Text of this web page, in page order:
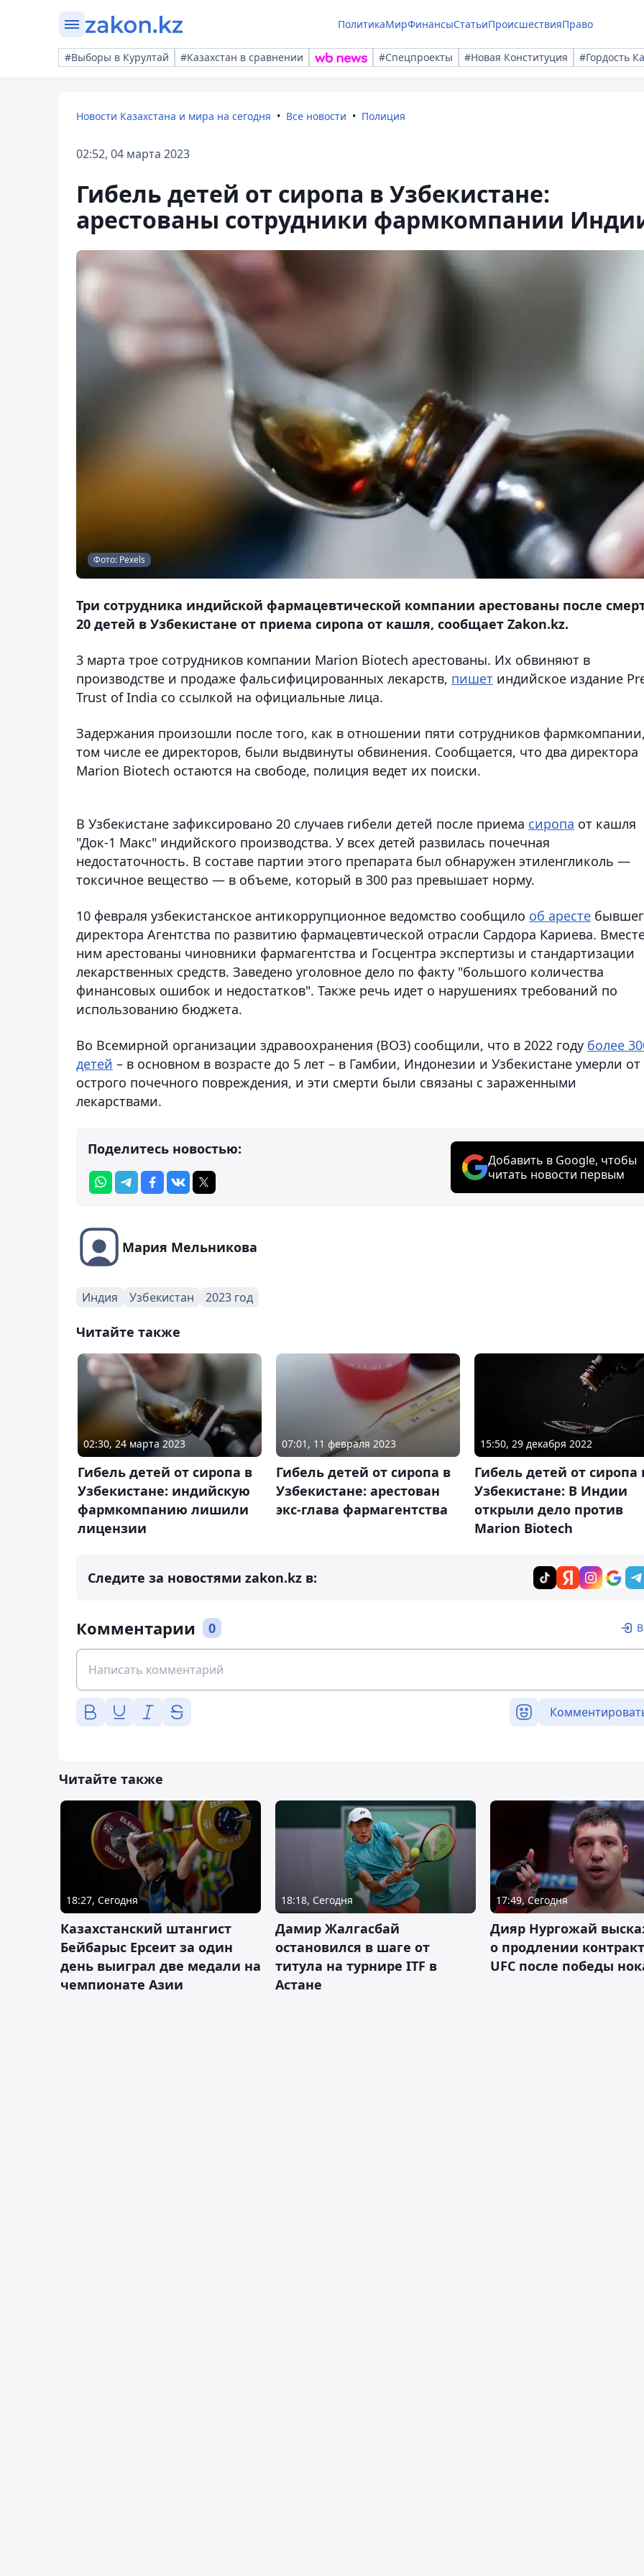
ПолитикаМирФинансыСтатьиПроисшествияПраво
#Выборы в Курултай #Казахстан в сравнении #Спецпроекты #Новая Конституция #Гордость
Новости Казахстана и мира на сегодня Все новости Полиция
02:52, 04 марта 2023
Гибель детей от сиропа в Узбекистане:
арестованы сотрудники фармкомпании
Фото: Pexels
Три сотрудника индийской фармацевтической компании арестованы после
20 детей в Узбекистане от приема сиропа от кашля, сообщает Zakon.kz.
3 марта трое сотрудников компании Marion Biotech арестованы. Их обвиняют в
производстве и продаже фальсифицированных лекарств, пишет индийское издание
Trust of India со ссылкой на официальные лица.
Задержания произошли после того, как в отношении пяти сотрудников
том числе ее директоров, были выдвинуты обвинения. Сообщается, что два директора
Marion Biotech остаются на свободе, полиция ведет их поиски.
В Узбекистане зафиксировано 20 случаев гибели детей после приема сиропа от кашля
"Док-1 Макс" индийского производства. У всех детей развилась почечная
недостаточность. В составе партии этого препарата был обнаружен этиленгликоль —
токсичное вещество — в объеме, который в 300 раз превышает норму.
10 февраля узбекистанское антикоррупционное ведомство сообщило об аресте
директора Агентства по развитию фармацевтической отрасли Сардора Кариева.
ним арестованы чиновники фармагентства и Госцентра экспертизы и стандартизации
лекарственных средств. Заведено уголовное дело по факту "большого количества
финансовых ошибок и недостатков". Также речь идет о нарушениях требований по
использованию бюджета.
Во Всемирной организации здравоохранения (ВОЗ) сообщили, что в 2022 году более
детей – в основном в возрасте до 5 лет – в Гамбии, Индонезии и Узбекистане умерли от
острого почечного повреждения, и эти смерти были связаны с зараженными
лекарствами.
Поделитесь новостью:
Добавить в Google, чтобы
читать новости первым
Мария Мельникова
Индия Узбекистан 2023 год
Читайте также
02:30, 24 марта 2023
Гибель детей от сиропа в
Узбекистане: индийскую
фармкомпанию лишили
лицензии
07:01, 11 февраля 2023
Гибель детей от сиропа в
Узбекистане: арестован
экс-глава фармагентства
15:50, 29 декабря 2022
Гибель детей от сиропа
Узбекистане: В Индии
открыли дело против
Marion Biotech
Следите за новостями zakon.kz в:
Комментарии 0
Читайте также
18:27, Сегодня
Казахстанский штангист
Бейбарыс Ерсеит за один
день выиграл две медали на
чемпионате Азии
18:18, Сегодня
Дамир Жалгасбай
остановился в шаге от
титула на турнире ITF в
Астане
17:49, Сегодня
Дияр Нургожай
о продлении
UFC после победы